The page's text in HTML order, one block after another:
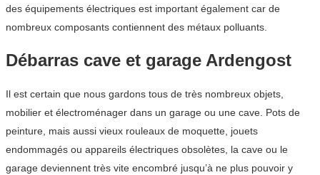
des équipements électriques est important également car de
nombreux composants contiennent des métaux polluants.
Débarras cave et garage Ardengost
Il est certain que nous gardons tous de très nombreux objets,
mobilier et électroménager dans un garage ou une cave. Pots de
peinture, mais aussi vieux rouleaux de moquette, jouets
endommagés ou appareils électriques obsolètes, la cave ou le
garage deviennent très vite encombré jusqu’à ne plus pouvoir y